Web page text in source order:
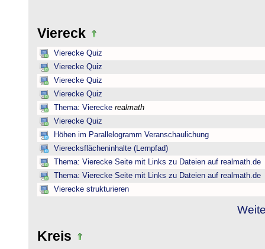
Viereck
Vierecke Quiz
Vierecke Quiz
Vierecke Quiz
Vierecke Quiz
Thema: Vierecke realmath
Vierecke Quiz
Höhen im Parallelogramm Veranschaulichung
Vierecksflächeninhalte (Lernpfad)
Thema: Vierecke Seite mit Links zu Dateien auf realmath.de
Thema: Vierecke Seite mit Links zu Dateien auf realmath.de
Vierecke strukturieren
Kreis